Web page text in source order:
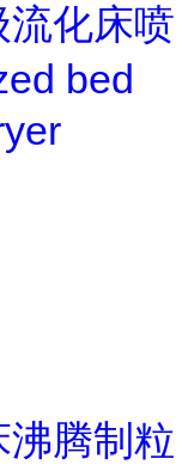
化床喷
bed
腾制粒